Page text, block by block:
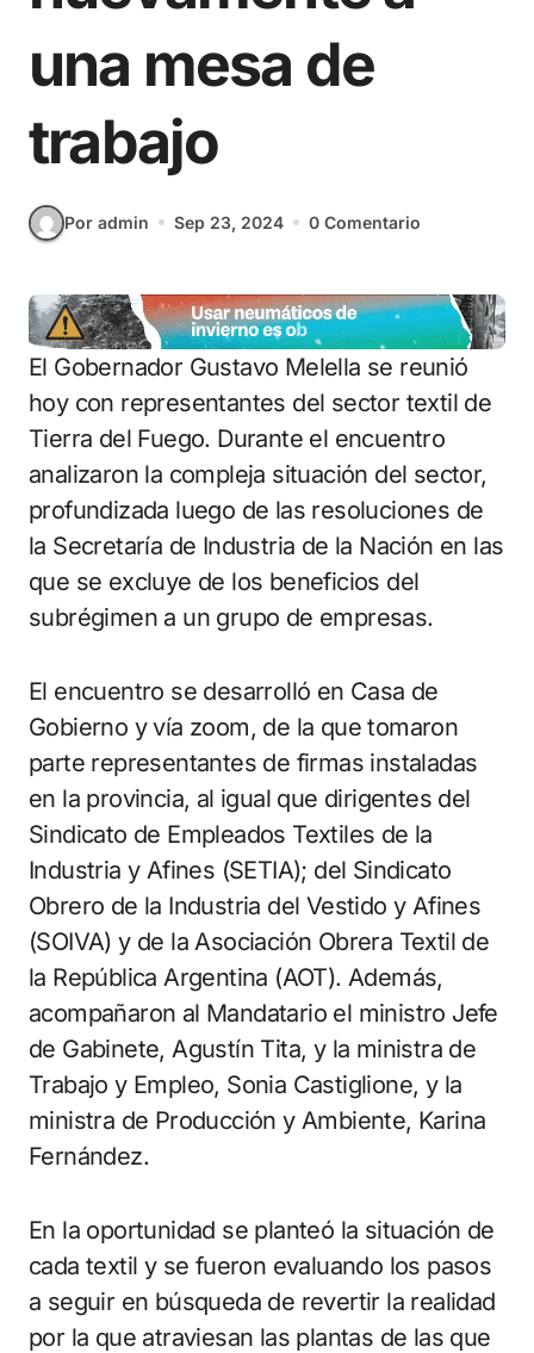
una mesa de
trabajo
Por admin Sep 23, 2024 0 Comentario
El Gobernador Gustavo Melella se reunió
hoy con representantes del sector textil de
Tierra del Fuego. Durante el encuentro
analizaron la compleja situación del sector,
profundizada luego de las resoluciones de
la Secretaría de Industria de la Nación en las
que se excluye de los beneficios del
subrégimen a un grupo de empresas.
El encuentro se desarrolló en Casa de
Gobierno y vía zoom, de la que tomaron
parte representantes de firmas instaladas
en la provincia, al igual que dirigentes del
Sindicato de Empleados Textiles de la
Industria y Afines (SETIA); del Sindicato
Obrero de la Industria del Vestido y Afines
(SOIVA) y de la Asociación Obrera Textil de
la República Argentina (AOT). Además,
acompañaron al Mandatario el ministro Jefe
de Gabinete, Agustín Tita, y la ministra de
Trabajo y Empleo, Sonia Castiglione, y la
ministra de Producción y Ambiente, Karina
Fernández.
En la oportunidad se planteó la situación de
cada textil y se fueron evaluando los pasos
a seguir en búsqueda de revertir la realidad
por la que atraviesan las plantas de las que